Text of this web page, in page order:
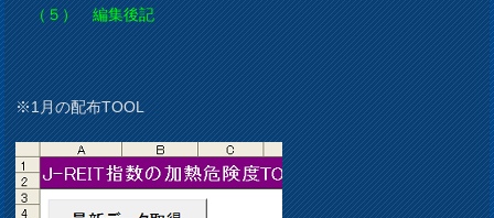
（５） 編集後記
※1月の配布TOOL